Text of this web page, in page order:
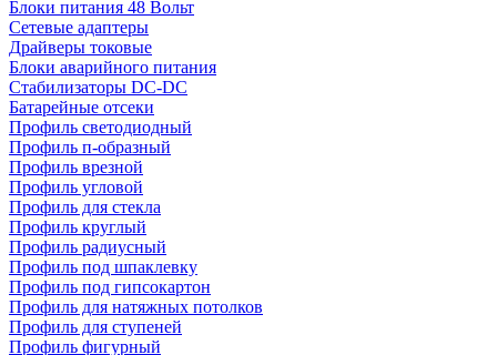
Блоки питания 48 Вольт
Сетевые адаптеры
Драйверы токовые
Блоки аварийного питания
Стабилизаторы DC-DC
Батарейные отсеки
Профиль светодиодный
Профиль п-образный
Профиль врезной
Профиль угловой
Профиль для стекла
Профиль круглый
Профиль радиусный
Профиль под шпаклевку
Профиль под гипсокартон
Профиль для натяжных потолков
Профиль для ступеней
Профиль фигурный